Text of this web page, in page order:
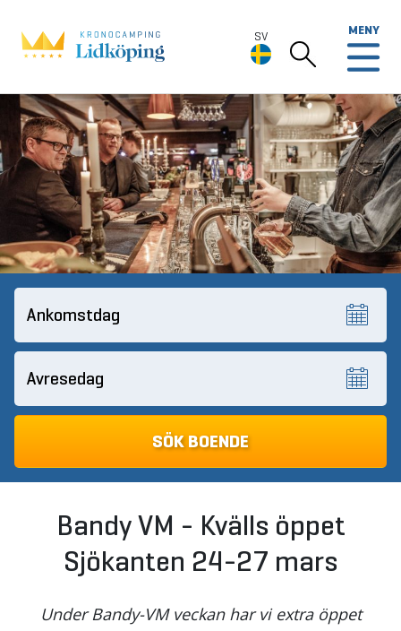
SV
SV
Deutsch
English
MENY
Bandy VM - Kvälls öppet
Sjökanten 24-27 mars
Under Bandy-VM veckan har vi extra öppet